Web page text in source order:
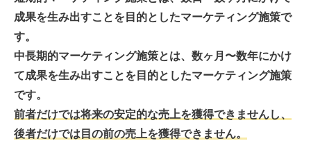
成果を生み出すことを目的としたマーケティング施策で
す。
中長期的マーケティング施策とは、数ヶ月〜数年にかけ
て成果を生み出すことを目的としたマーケティング施策
です。
前者だけでは将来の安定的な売上を獲得できませんし、
後者だけでは目の前の売上を獲得できません。